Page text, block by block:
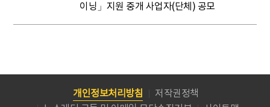
이닝」지원 중개 사업자(단체) 공모
개인정보처리방침
저작권정책